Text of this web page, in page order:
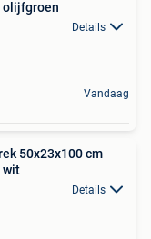
olijfgroen
Details
Vandaag
50x23x100 cm
wit
Details